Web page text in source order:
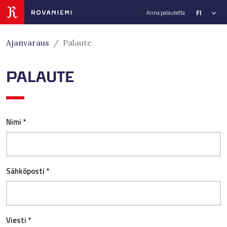
Siirry sivusisältöön 4 Anna palautetta FI
Ajanvaraus Palaute
PALAUTE
Nimi *
Sähköposti *
Viesti *